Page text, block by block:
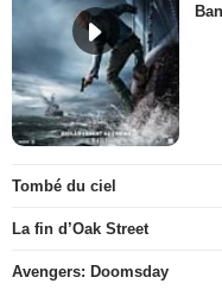
Tombé du ciel
La fin d’Oak Street
Avengers: Doomsday